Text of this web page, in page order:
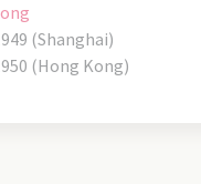
(Shanghai)
(Hong Kong)